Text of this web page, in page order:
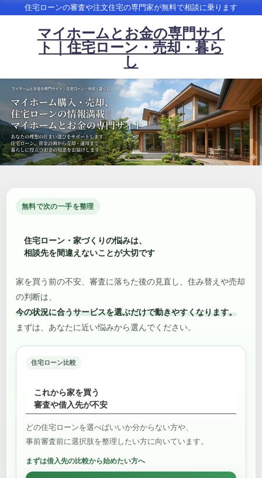
住宅ローンの審査や注文住宅の専門家が無料で相談に乗ります
マイホームとお金の専門サイ
ト｜住宅ローン・売却・暮ら
し
無料で次の一手を整理
住宅ローン・家づくりの悩みは、
相談先を間違えないことが大切です
家を買う前の不安、審査に落ちた後の見直し、住み替えや売却
の判断は、
今の状況に合うサービスを選ぶだけで動きやすくなります。
まずは、あなたに近い悩みから選んでください。
住宅ローン比較
これから家を買う
審査や借入先が不安
どの住宅ローンを選べばいいか分からない方や、
事前審査前に選択肢を整理したい方に向いています。
まずは借入先の比較から始めたい方へ